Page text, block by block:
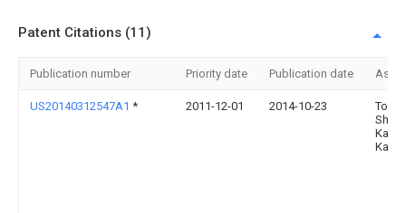
Patent Citations (11)
Publication number Priority date Publication date
US20140312547A1 * 2011-12-01 2014-10-23